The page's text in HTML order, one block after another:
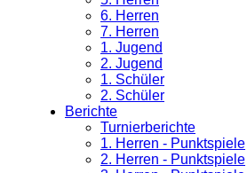
6. Herren
7. Herren
1. Jugend
2. Jugend
1. Schüler
2. Schüler
Berichte
Turnierberichte
1. Herren - Punktspiele
2. Herren - Punktspiele